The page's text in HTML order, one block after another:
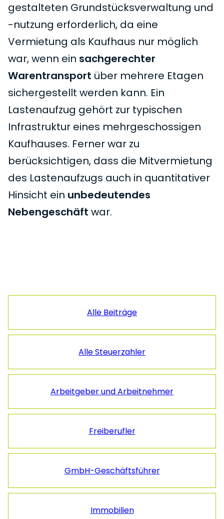
gestalteten Grundstücksverwaltung und
-nutzung erforderlich, da eine
Vermietung als Kaufhaus nur möglich
war, wenn ein sachgerechter
Warentransport über mehrere Etagen
sichergestellt werden kann. Ein
Lastenaufzug gehört zur typischen
Infrastruktur eines mehrgeschossigen
Kaufhauses. Ferner war zu
berücksichtigen, dass die Mitvermietung
des Lastenaufzugs auch in quantitativer
Hinsicht ein unbedeutendes
Nebengeschäft war.
Alle Beiträge
Alle Steuerzahler
Arbeitgeber und Arbeitnehmer
Freiberufler
GmbH-Geschäftsführer
Immobilien